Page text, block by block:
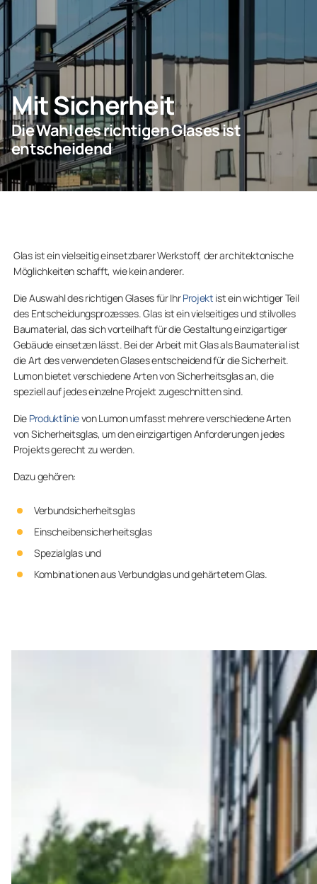
Privatkunden
Unternehmen
KONTAKT
Mit Sicherheit
Die Wahl des richtigen Glases ist
entscheidend
Glas ist ein vielseitig einsetzbarer Werkstoff, der architektonische
Möglichkeiten schafft, wie kein anderer.
Die Auswahl des richtigen Glases für IhrProjekt ist ein wichtiger Teil
des Entscheidungsprozesses. Glas ist ein vielseitiges und stilvolles
Baumaterial, das sich vorteilhaft für die Gestaltung einzigartiger
Gebäude einsetzen lässt. Bei der Arbeit mit Glas als Baumaterial ist
die Art des verwendeten Glases entscheidend für die Sicherheit.
Lumon bietet verschiedene Arten von Sicherheitsglas an, die
speziell auf jedes einzelne Projekt zugeschnitten sind.
Die Produktlinievon Lumon umfasst mehrere verschiedene Arten
von Sicherheitsglas, um den einzigartigen Anforderungen jedes
Projekts gerecht zu werden.
Dazu gehören:
Verbundsicherheitsglas
Einscheibensicherheitsglas
Spezialglas und
Kombinationen aus Verbundglas und gehärtetem Glas.